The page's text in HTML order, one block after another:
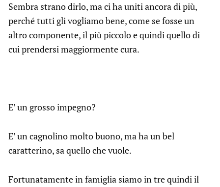
Sembra strano dirlo, ma ci ha uniti ancora di più,
perché tutti gli vogliamo bene, come se fosse un
altro componente, il più piccolo e quindi quello di
cui prendersi maggiormente cura.
E’ un grosso impegno?
E’ un cagnolino molto buono, ma ha un bel
caratterino, sa quello che vuole.
Fortunatamente in famiglia siamo in tre quindi il